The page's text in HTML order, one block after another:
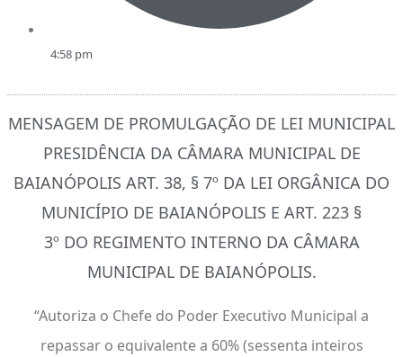
4:58 pm
MENSAGEM DE PROMULGAÇÃO DE LEI MUNICIPAL
PRESIDÊNCIA DA CÂMARA MUNICIPAL DE
BAIANÓPOLIS ART. 38, § 7º DA LEI ORGÂNICA DO
MUNICÍPIO DE BAIANÓPOLIS E ART. 223 §
3º DO REGIMENTO INTERNO DA CÂMARA
MUNICIPAL DE BAIANÓPOLIS.
“Autoriza o Chefe do Poder Executivo Municipal a
repassar o equivalente a 60% (sessenta inteiros